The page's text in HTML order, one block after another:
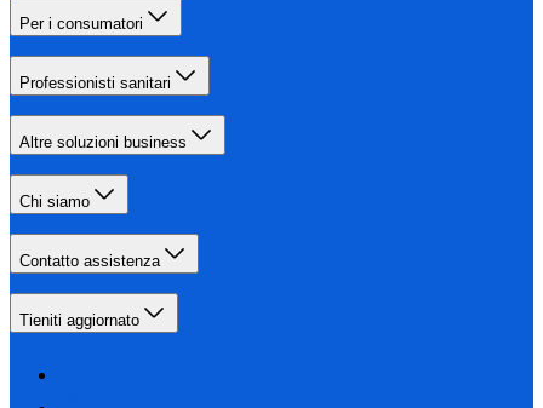
Per i consumatori
Professionisti sanitari
Altre soluzioni business
Chi siamo
Contatto assistenza
Tieniti aggiornato